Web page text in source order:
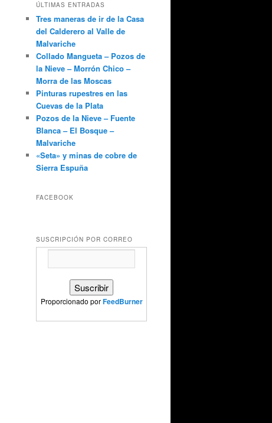
ÚLTIMAS ENTRADAS
Tres maneras de ir de la Casa
del Calderero al Valle de
Malvariche
Collado Mangueta – Pozos de
la Nieve – Morrón Chico –
Morra de las Moscas
Pinturas rupestres en las
Cuevas de la Plata
Pozos de la Nieve – Fuente
Blanca – El Bosque –
Malvariche
«Seta» y minas de cobre de
Sierra Espuña
FACEBOOK
SUSCRIPCIÓN POR CORREO
Proporcionado porFeedBurner